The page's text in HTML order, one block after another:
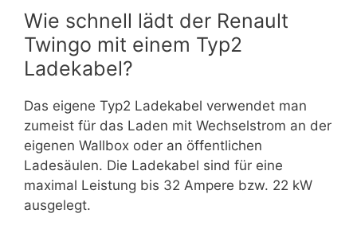
Wie schnell lädt der Renault
Twingo mit einem Typ2
Ladekabel?
Das eigene Typ2 Ladekabel verwendet man
zumeist für das Laden mit Wechselstrom an der
eigenen Wallbox oder an öffentlichen
Ladesäulen. Die Ladekabel sind für eine
maximal Leistung bis 32 Ampere bzw. 22 kW
ausgelegt.